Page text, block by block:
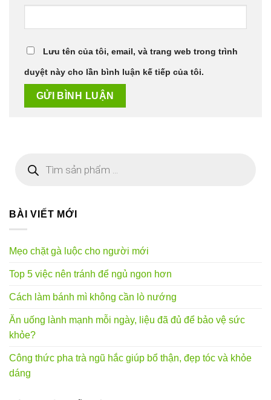
Lưu tên của tôi, email, và trang web trong trình
duyệt này cho lần bình luận kế tiếp của tôi.
kiếm
BÀI VIẾT MỚI
Mẹo chặt gà luộc cho người mới
Top 5 việc nên tránh để ngủ ngon hơn
Cách làm bánh mì không cần lò nướng
Ăn uống lành mạnh mỗi ngày, liệu đã đủ để bảo vệ sức
khỏe?
Công thức pha trà ngũ hắc giúp bổ thận, đẹp tóc và khỏe
dáng